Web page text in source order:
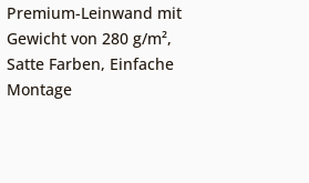
Premium-Leinwand mit
Gewicht von 280 g/m²,
Satte Farben, Einfache
Montage